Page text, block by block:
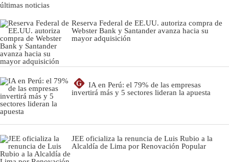
últimas noticias
Reserva Federal de EE.UU. autoriza compra de
Webster Bank y Santander avanza hacia su
mayor adquisición
G
IA en Perú: el 79% de las empresas
invertirá más y 5 sectores lideran la apuesta
JEE oficializa la renuncia de Luis Rubio a la
Alcaldía de Lima por Renovación Popular